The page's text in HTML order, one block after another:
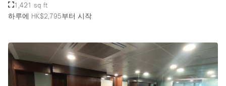
1,421 sq ft
하루에 HK$2,795부터 시작